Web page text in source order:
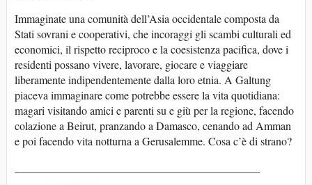
Immaginate una comunità dell’Asia occidentale composta da
Stati sovrani e cooperativi, che incoraggi gli scambi culturali ed
economici, il rispetto reciproco e la coesistenza pacifica, dove i
residenti possano vivere, lavorare, giocare e viaggiare
liberamente indipendentemente dalla loro etnia. A Galtung
piaceva immaginare come potrebbe essere la vita quotidiana:
magari visitando amici e parenti su e giù per la regione, facendo
colazione a Beirut, pranzando a Damasco, cenando ad Amman
e poi facendo vita notturna a Gerusalemme. Cosa c’è di strano?